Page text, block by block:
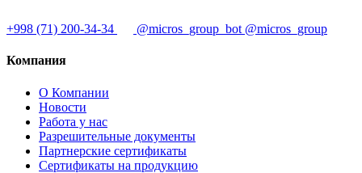
+998 (71) 200-34-34 @micros_group_bot @micros_group
Компания
О Компании
Новости
Работа у нас
Разрешительные документы
Партнерские сертификаты
Сертификаты на продукцию